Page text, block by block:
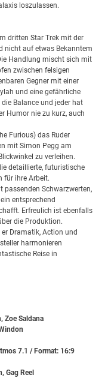
loszulassen.
dritten Star Trek mit der
nicht auf etwas Bekanntem
Handlung mischt sich mit
zwischen felsigen
Gegner mit einer
und eine gefährliche
Balance und jeder hat
Humor nie zu kurz, auch
Furious) das Ruder
mit Simon Pegg am
zu verleihen.
detaillierte, futuristische
für ihre Arbeit.
passenden Schwarzwerten,
entsprechend
Erfreulich ist ebenfalls
die Produktion.
er Dramatik, Action und
harmonieren
Reise in
Zoe Saldana
7.1 / Format: 16:9
Gag Reel